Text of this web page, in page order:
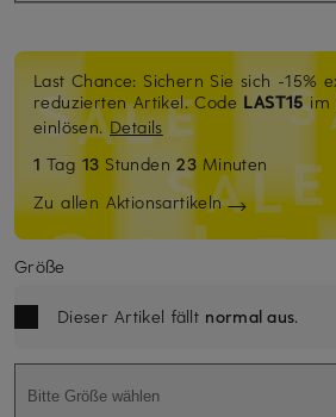
Last Chance: Sichern Sie sich -15%
reduzierten Artikel. Code LAST15im
einlösen.Details
1 Tag 13 Stunden23 Minuten
Zu allen Aktionsartikeln
Größe
Dieser Artikel fällt normal aus.
Bitte Größe wählen